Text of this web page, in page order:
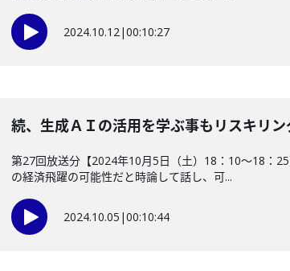
2024.10.12|00:10:27
続、生成ＡＩの活用を学ぶ事もリスキリン
第27回放送分【2024年10月5日（土）18：10～18：
の経済飛躍の可能性だと時論して話し、可...
2024.10.05 |00:10:44